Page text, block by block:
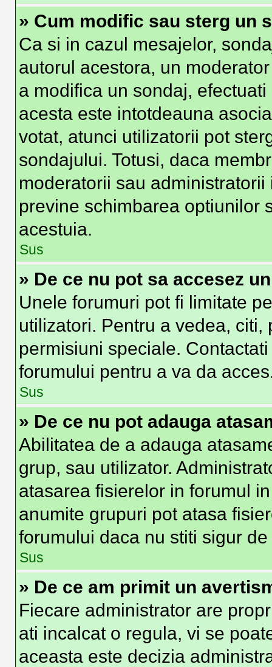
» Cum modific sau sterg un
Ca si in cazul mesajelor,
autorul acestora, un
a modifica un sondaj,
acesta este intotdeauna
votat, atunci utilizatorii pot
sondajului. Totusi, daca
moderatorii sau
previne schimbarea optiunilor
acestuia.
Sus
» De ce nu pot sa accesez
Unele forumuri pot fi limitate
utilizatori. Pentru a vedea,
permisiuni speciale.
forumului pentru a va da
Sus
» De ce nu pot adauga
Abilitatea de a adauga
grup, sau utilizator.
atasarea fisierelor in forumul
anumite grupuri pot atasa
forumului daca nu stiti sigur
Sus
» De ce am primit un
Fiecare administrator are
ati incalcat o regula, vi se
aceasta este decizia